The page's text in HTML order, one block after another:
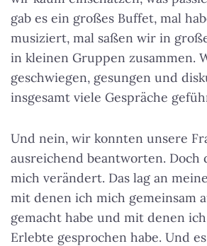
gab es ein großes Buffet, mal
musiziert, mal saßen wir in
in kleinen Gruppen zusammen.
geschwiegen, gesungen und
insgesamt viele Gespräche
Und nein, wir konnten unsere
ausreichend beantworten. Doch
mich verändert. Das lag an
mit denen ich mich gemeinsam
gemacht habe und mit denen
Erlebte gesprochen habe. Und